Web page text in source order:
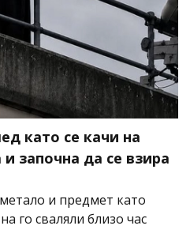
като се качи на
започна да се взира
и предмет като
го сваляли близо час